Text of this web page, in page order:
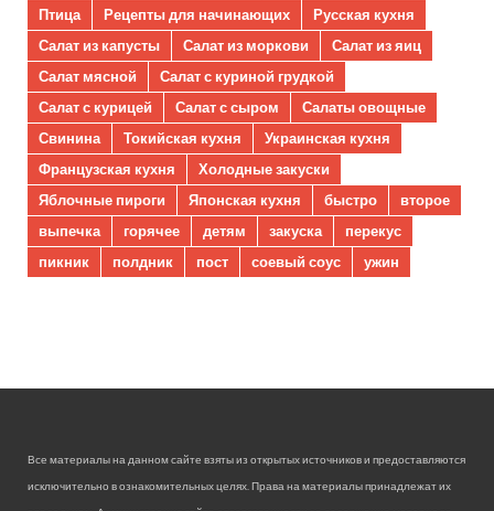
Птица
Рецепты для начинающих
Русская кухня
Салат из капусты
Салат из моркови
Салат из яиц
Салат мясной
Салат с куриной грудкой
Салат с курицей
Салат с сыром
Салаты овощные
Свинина
Токийская кухня
Украинская кухня
Французская кухня
Холодные закуски
Яблочные пироги
Японская кухня быстро
второе
выпечка
горячее детям закуска
перекус
пикник
полдник пост соевый соус ужин
Все материалы на данном сайте взяты из открытых источников и предоставляются
исключительно в ознакомительных целях. Права на материалы принадлежат их